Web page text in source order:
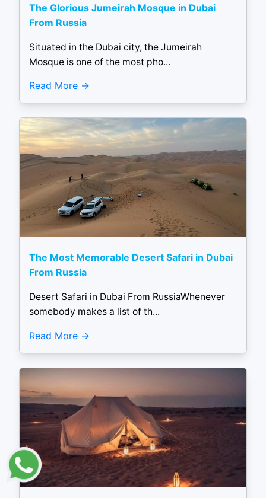
The Glorious Jumeirah Mosque in Dubai
From Russia
Situated in the Dubai city, the Jumeirah
Mosque is one of the most pho...
Read More
The Most Memorable Desert Safari in Dubai
From Russia
Desert Safari in Dubai From RussiaWhenever
somebody makes a list of th...
Read More